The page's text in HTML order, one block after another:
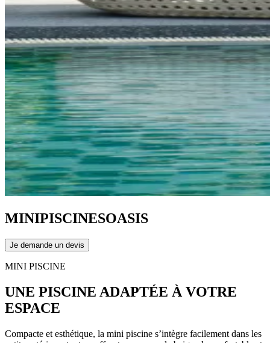
MINIPISCINESOASIS
Je demande un devis
MINI PISCINE
UNE PISCINE ADAPTÉE À VOTRE
ESPACE
Compacte et esthétique, la mini piscine s’intègre facilement dans les